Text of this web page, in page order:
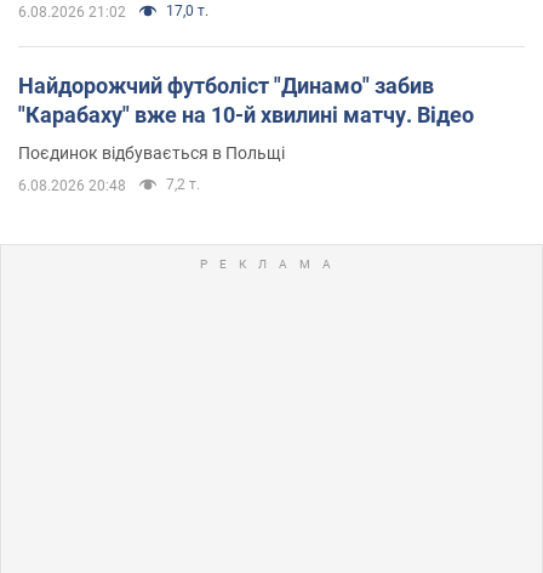
6.08.2026 21:02 17,0 т.
Найдорожчий футболіст "Динамо" забив
"Карабаху" вже на 10-й хвилині матчу. Відео
Поєдинок відбувається в Польщі
6.08.2026 20:48 7,2 т.